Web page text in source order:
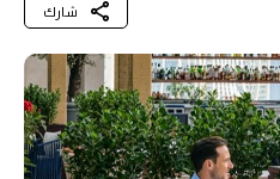
شارك